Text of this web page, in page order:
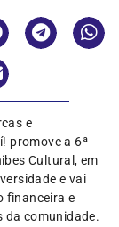
e
promove a 6ª
Cultural, em
e vai
financeira e
da comunidade.